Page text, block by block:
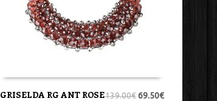
GRISELDA RG ANT ROSE139.00€69.50€